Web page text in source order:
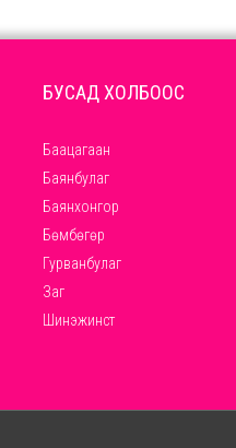
БУСАД ХОЛБООС
Баацагаан
Баянбулаг
Баянхонгор
Бөмбөгөр
Гурванбулаг
Заг
Шинэжинст